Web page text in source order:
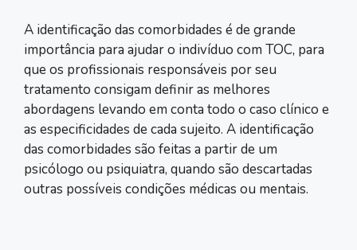
A identificação das comorbidades é de grande
importância para ajudar o indivíduo com TOC, para
que os profissionais responsáveis por seu
tratamento consigam definir as melhores
abordagens levando em conta todo o caso clínico e
as especificidades de cada sujeito. A identificação
das comorbidades são feitas a partir de um
psicólogo ou psiquiatra, quando são descartadas
outras possíveis condições médicas ou mentais.